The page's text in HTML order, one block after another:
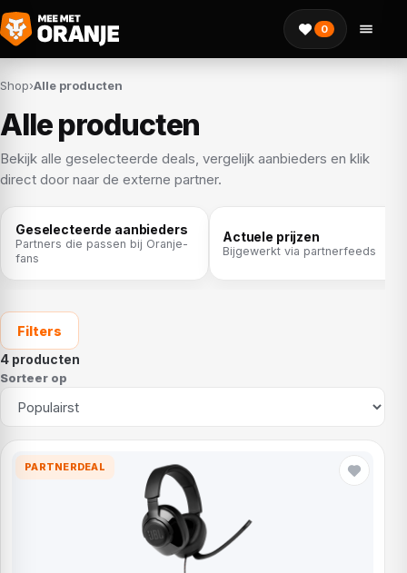
0
Shop›Alle producten
Alle producten
Bekijk alle geselecteerde deals, vergelijk aanbieders en klik
direct door naar de externe partner.
Geselecteerde aanbieders
Partners die passen bij Oranje-
fans
Actuele prijzen
Bijgewerkt via partnerfeeds
Filters
4 producten
Sorteer op
PARTNERDEAL